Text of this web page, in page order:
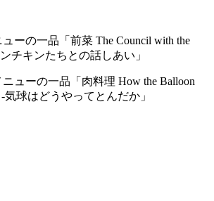
ーの一品「前菜 The Council with the
チキンたちとの話しあい」
ューの一品「肉料理 How the Balloon
-気球はどうやってとんだか」